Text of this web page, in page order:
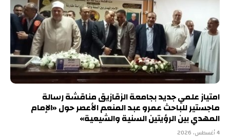
امتياز علمي جديد بجامعة الزقازيق مناقشة رسالة
ماجستير للباحث عمرو عبد المنعم الأعصر حول «الإمام
المهدي بين الرؤيتين السنية والشيعية»
4 أغسطس، 2026